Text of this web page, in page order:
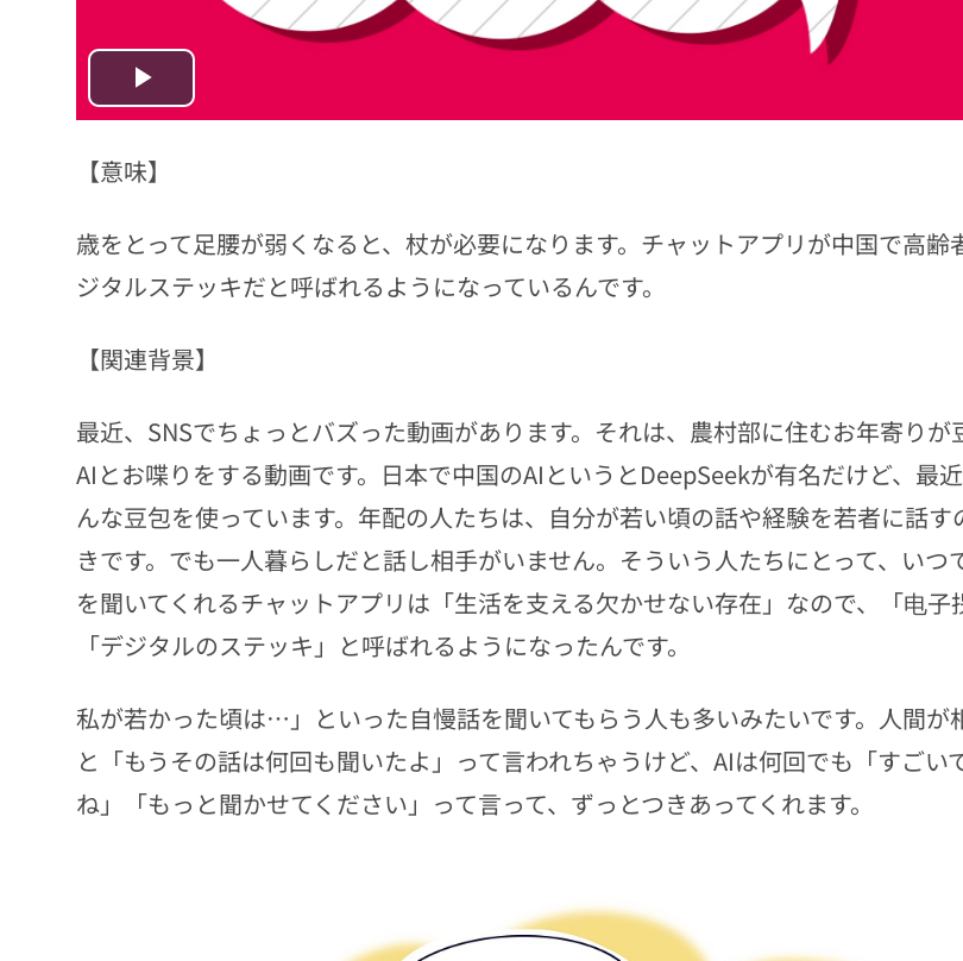
Play
Video
【意味】
歳をとって足腰が弱くなると、杖が必要になります。チャットアプリが中国で高齢
ジタルステッキだと呼ばれるようになっているんです。
【関連背景】
最近、SNSでちょっとバズった動画があります。それは、農村部に住むお年寄りが
AIとお喋りをする動画です。日本で中国のAIというとDeepSeekが有名だけど、最
んな豆包を使っています。年配の人たちは、自分が若い頃の話や経験を若者に話す
きです。でも一人暮らしだと話し相手がいません。そういう人たちにとって、いつ
を聞いてくれるチャットアプリは「生活を支える欠かせない存在」なので、「电子
「デジタルのステッキ」と呼ばれるようになったんです。
私が若かった頃は…」といった自慢話を聞いてもらう人も多いみたいです。人間が
と「もうその話は何回も聞いたよ」って言われちゃうけど、AIは何回でも「すごい
ね」「もっと聞かせてください」って言って、ずっとつきあってくれます。